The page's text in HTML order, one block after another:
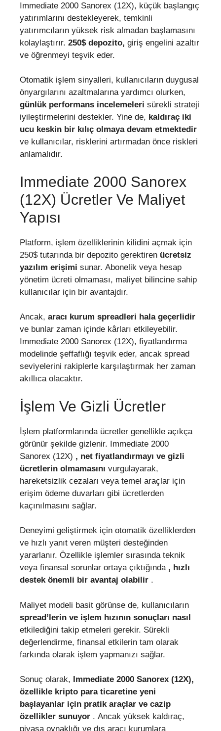
Immediate 2000 Sanorex (12X), küçük başlangıç
yatırımlarını destekleyerek, temkinli
yatırımcıların yüksek risk almadan başlamasını
kolaylaştırır. 250$ depozito, giriş engelini azaltır
ve öğrenmeyi teşvik eder.
Otomatik işlem sinyalleri, kullanıcıların duygusal
önyargılarını azaltmalarına yardımcı olurken,
günlük performans incelemeleri sürekli strateji
iyileştirmelerini destekler. Yine de, kaldıraç iki
ucu keskin bir kılıç olmaya devam etmektedir
ve kullanıcılar, risklerini artırmadan önce riskleri
anlamalıdır.
Immediate 2000 Sanorex
(12X) Ücretler Ve Maliyet
Yapısı
Platform, işlem özelliklerinin kilidini açmak için
250$ tutarında bir depozito gerektiren ücretsiz
yazılım erişimi sunar. Abonelik veya hesap
yönetim ücreti olmaması, maliyet bilincine sahip
kullanıcılar için bir avantajdır.
Ancak, aracı kurum spreadleri hala geçerlidir
ve bunlar zaman içinde kârları etkileyebilir.
Immediate 2000 Sanorex (12X), fiyatlandırma
modelinde şeffaflığı teşvik eder, ancak spread
seviyelerini rakiplerle karşılaştırmak her zaman
akıllıca olacaktır.
İşlem Ve Gizli Ücretler
İşlem platformlarında ücretler genellikle açıkça
görünür şekilde gizlenir. Immediate 2000
Sanorex (12X) , net fiyatlandırmayı ve gizli
ücretlerin olmamasını vurgulayarak,
hareketsizlik cezaları veya temel araçlar için
erişim ödeme duvarları gibi ücretlerden
kaçınılmasını sağlar.
Deneyimi geliştirmek için otomatik özelliklerden
ve hızlı yanıt veren müşteri desteğinden
yararlanır. Özellikle işlemler sırasında teknik
veya finansal sorunlar ortaya çıktığında , hızlı
destek önemli bir avantaj olabilir .
Maliyet modeli basit görünse de, kullanıcıların
spread’lerin ve işlem hızının sonuçları nasıl
etkilediğini takip etmeleri gerekir. Sürekli
değerlendirme, finansal etkilerin tam olarak
farkında olarak işlem yapmanızı sağlar.
Sonuç olarak,
Immediate 2000 Sanorex (12X),
özellikle kripto para ticaretine yeni
başlayanlar için pratik araçlar ve cazip
özellikler sunuyor . Ancak yüksek kaldıraç,
piyasa oynaklığı ve dış aracı kurumlara